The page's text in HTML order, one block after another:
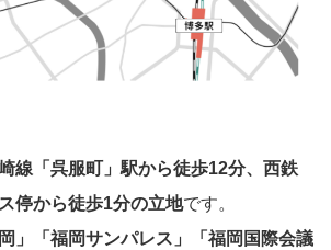
線「呉服町」駅から徒歩12分、西鉄
停から徒歩1分の立地です。
」「福岡サンパレス」「福岡国際会議